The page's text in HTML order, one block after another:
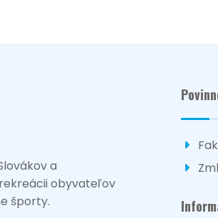
a
obyvateľov
športy.